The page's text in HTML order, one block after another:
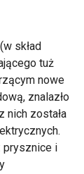
skład
tuż
nowe
znalazło
nich została
prysznice i